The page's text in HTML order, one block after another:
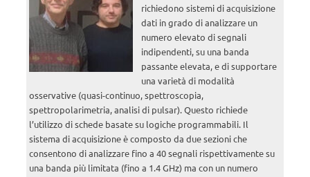
richiedono sistemi di acquisizione
dati in grado di analizzare un
numero elevato di segnali
indipendenti, su una banda
passante elevata, e di supportare
una varietà di modalità
osservative (quasi-continuo, spettroscopia,
spettropolarimetria, analisi di pulsar). Questo richiede
l’utilizzo di schede basate su logiche programmabili. Il
sistema di acquisizione è composto da due sezioni che
consentono di analizzare fino a 40 segnali rispettivamente su
una banda più limitata (fino a 1.4 GHz) ma con un numero